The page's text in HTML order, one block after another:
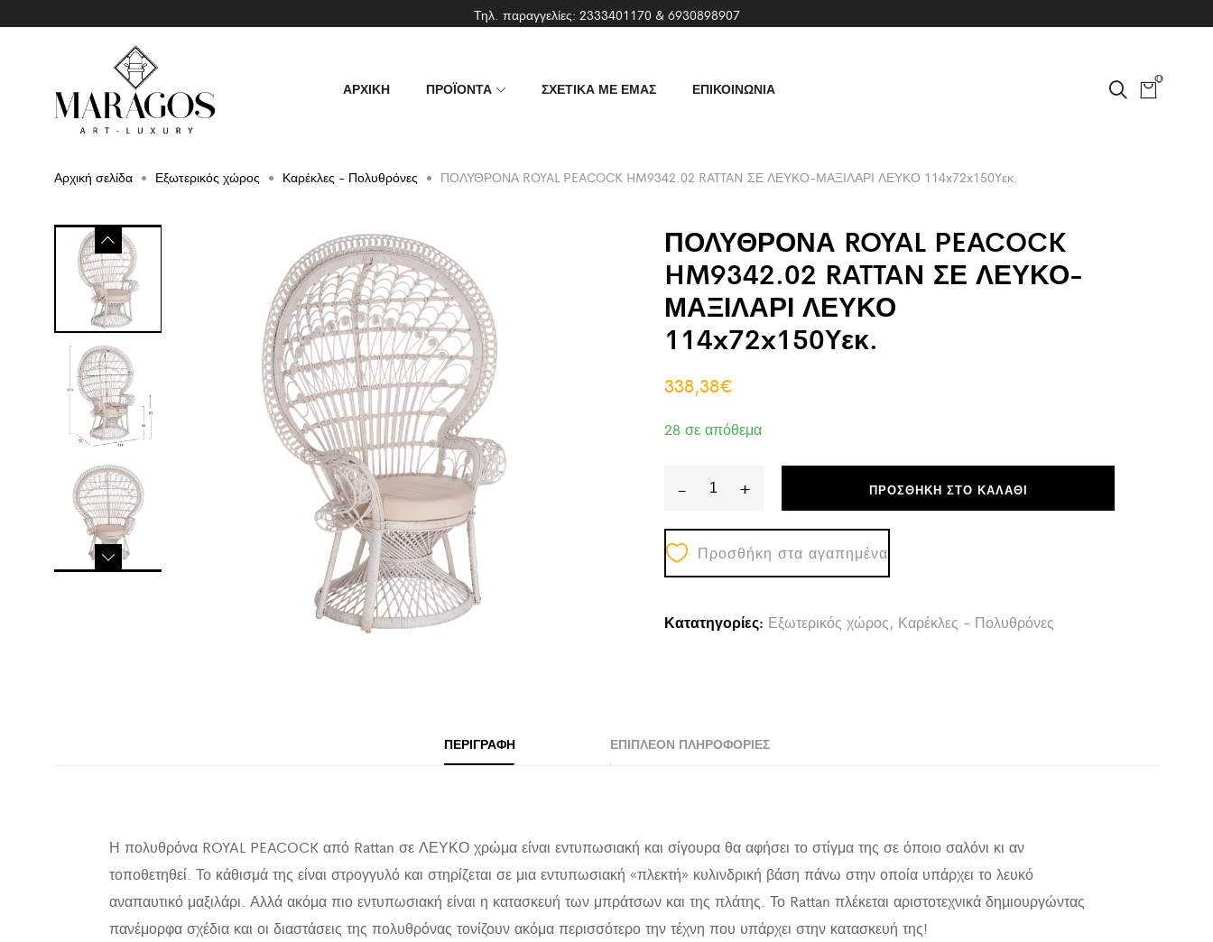
Τηλ. παραγγελίες: 2333401170& 6930898907
ΑΡΧΙΚΗ ΠΡΟΪΟΝΤΑ ΣΧΕΤΙΚΑ ΜΕ ΕΜΑΣ ΕΠΙΚΟΙΝΩΝΙΑ
0
Αρχική σελίδα Εξωτερικός χώρος Καρέκλες - Πολυθρόνες ΠΟΛΥΘΡΟΝΑ ROYAL PEACOCK HM9342.02 RATTAN ΣΕ ΛΕΥΚΟ-ΜΑΞΙΛΑΡΙ ΛΕΥΚΟ 114x72x150Yεκ.
ΠΟΛΥΘΡΟΝΑ ROYAL PEACOCK
HM9342.02 RATTAN ΣΕ ΛΕΥΚΟ-
ΜΑΞΙΛΑΡΙ ΛΕΥΚΟ
114x72x150Yεκ.
338,38€
28 σε απόθεμα
-
ΠΟΛΥΘΡΟΝΑ
ROYAL
PEACOCK
HM9342.02
ΣΕ
114x72x150Yεκ.
+ ΠΡΟΣΘΉΚΗ ΣΤΟ ΚΑΛΆΘΙ
Προσθήκη στα αγαπημένα
Κατατηγορίες: Εξωτερικός χώρος, Καρέκλες - Πολυθρόνες
ΠΕΡΙΓΡΑΦΉ ΕΠΙΠΛΈΟΝ ΠΛΗΡΟΦΟΡΊΕΣ
Η πολυθρόνα ROYAL PEACOCK από Rattan σε ΛΕΥΚΟ χρώμα είναι εντυπωσιακή και σίγουρα θα αφήσει το στίγμα της σε όποιο σαλόνι κι αν
τοποθετηθεί. Το κάθισμά της είναι στρογγυλό και στηρίζεται σε μια εντυπωσιακή «πλεκτή» κυλινδρική βάση πάνω στην οποία υπάρχει το λευκό
αναπαυτικό μαξιλάρι. Αλλά ακόμα πιο εντυπωσιακή είναι η κατασκευή των μπράτσων και της πλάτης. Το Rattan πλέκεται αριστοτεχνικά δημιουργώντας
πανέμορφα σχέδια και οι διαστάσεις της πολυθρόνας τονίζουν ακόμα περισσότερο την τέχνη που υπάρχει στην κατασκευή της!